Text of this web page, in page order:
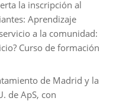
la inscripción al
Aprendizaje
a la comunidad:
Curso de formación
de Madrid y la
de ApS, con